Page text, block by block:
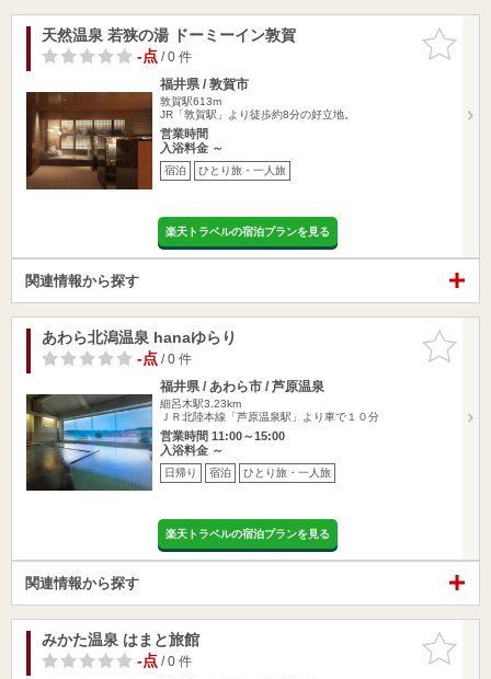
お気に入
りに追加
天然温泉 若狭の湯 ドーミーイン敦賀
-点/ 0 件
福井県 / 敦賀市
敦賀駅613m
JR「敦賀駅」より徒歩約8分の好立地。
営業時間
入浴料金 ～
宿泊 ひとり旅・一人旅
楽天トラベルの宿泊プランを見る
関連情報から探す
お気に入
りに追加
あわら北潟温泉 hanaゆらり
-点/ 0 件
福井県 / あわら市 / 芦原温泉
細呂木駅3.23km
ＪＲ北陸本線「芦原温泉駅」より車で１０分
営業時間 11:00～15:00
入浴料金 ～
日帰り 宿泊 ひとり旅・一人旅
楽天トラベルの宿泊プランを見る
関連情報から探す
お気に入
りに追加
みかた温泉 はまと旅館
-点/ 0 件